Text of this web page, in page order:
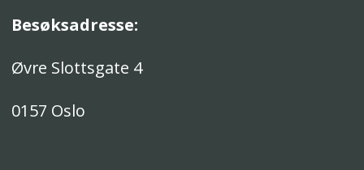
Besøksadresse:
Øvre Slottsgate 4
0157 Oslo